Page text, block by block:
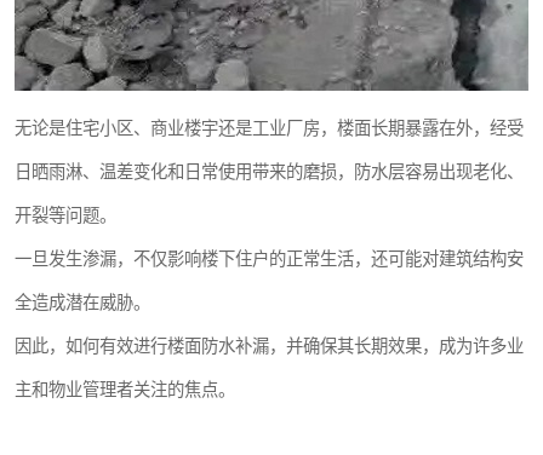
无论是住宅小区、商业楼宇还是工业厂房，楼面长期暴露在外，经受
日晒雨淋、温差变化和日常使用带来的磨损，防水层容易出现老化、
开裂等问题。
一旦发生渗漏，不仅影响楼下住户的正常生活，还可能对建筑结构安
全造成潜在威胁。
因此，如何有效进行楼面防水补漏，并确保其长期效果，成为许多业
主和物业管理者关注的焦点。